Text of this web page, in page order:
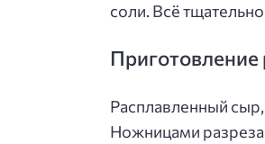
соли. Всё
Приготовление
Расплавленный
Ножницами